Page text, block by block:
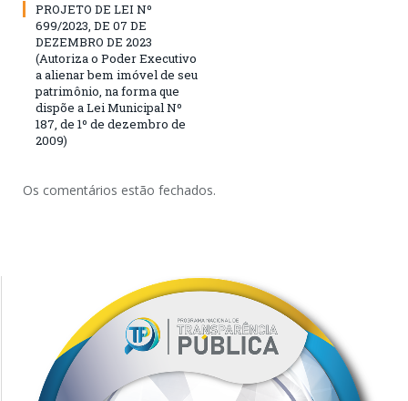
PROJETO DE LEI Nº
699/2023, DE 07 DE
DEZEMBRO DE 2023
(Autoriza o Poder Executivo
a alienar bem imóvel de seu
patrimônio, na forma que
dispõe a Lei Municipal Nº
187, de 1º de dezembro de
2009)
Os comentários estão fechados.